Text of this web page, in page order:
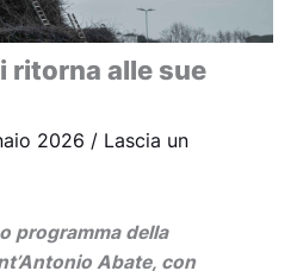
ritorna alle sue
2026 / Lascia un
programma della
Abate, con